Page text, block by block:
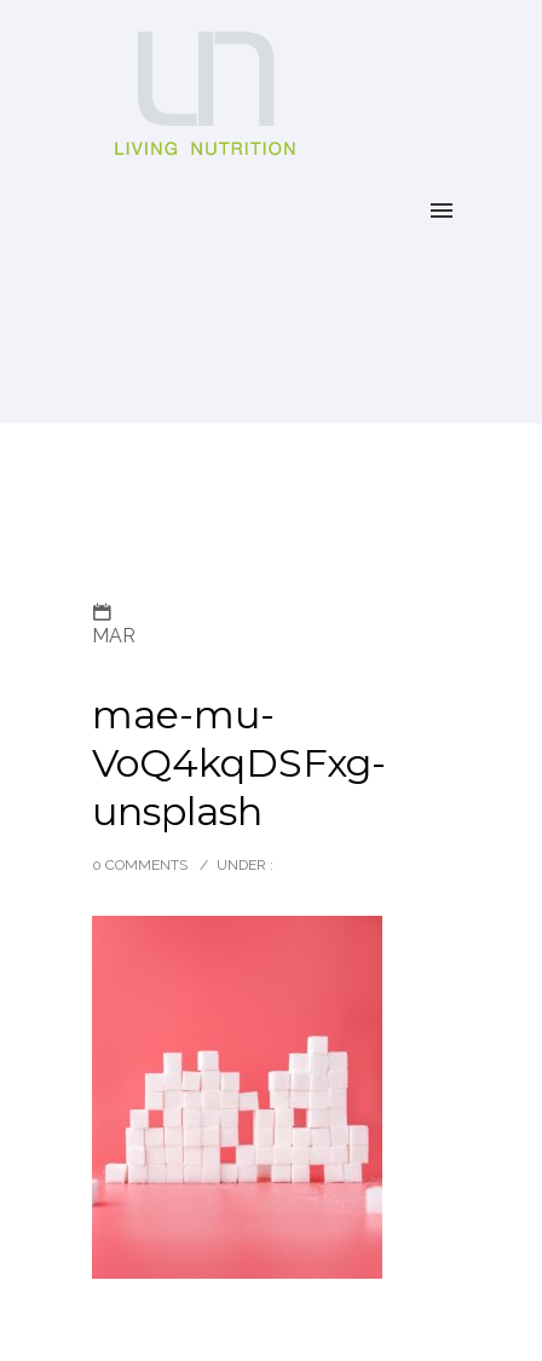
MAR
mae-mu-
VoQ4kqDSFxg-
unsplash
0 COMMENTS / UNDER :